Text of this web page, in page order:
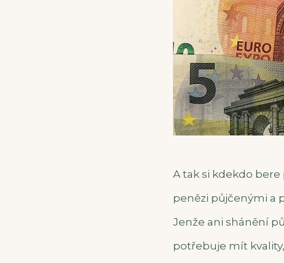
A tak si kdekdo bere
penězi půjčenými a
Jenže ani shánění
potřebuje mít